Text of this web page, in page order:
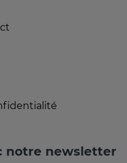
notre newsletter